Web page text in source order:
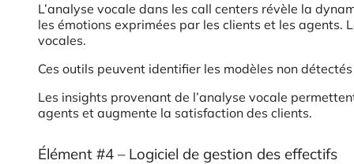
L’analyse vocale dans les call centers révèle la
les émotions exprimées par les clients et les agents.
vocales.
Ces outils peuvent identifier les modèles non
Les insights provenant de l’analyse vocale
agents et augmente la satisfaction des clients.
Élément #4 – Logiciel de gestion des effectifs